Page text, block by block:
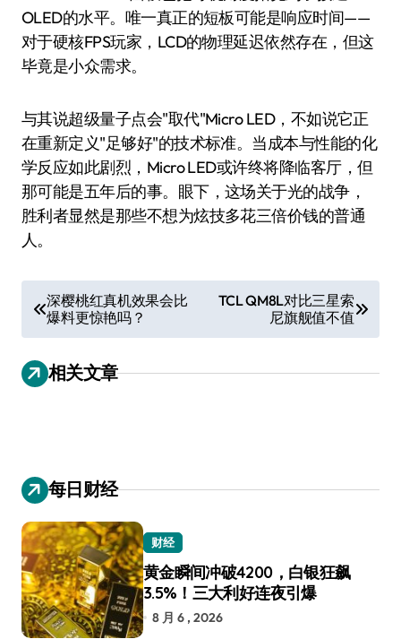
OLED的水平。唯一真正的短板可能是响应时间——
对于硬核FPS玩家，LCD的物理延迟依然存在，但这
毕竟是小众需求。
与其说超级量子点会"取代"Micro LED，不如说它正
在重新定义"足够好"的技术标准。当成本与性能的化
学反应如此剧烈，Micro LED或许终将降临客厅，但
那可能是五年后的事。眼下，这场关于光的战争，
胜利者显然是那些不想为炫技多花三倍价钱的普通
人。
章
导
航
深樱桃红真机效果会比
爆料更惊艳吗？
TCL QM8L对比三星索
尼旗舰值不值
相关文章
每日财经
财经
黄金瞬间冲破4200，白银狂飙
3.5%！三大利好连夜引爆
8 月 6 , 2026